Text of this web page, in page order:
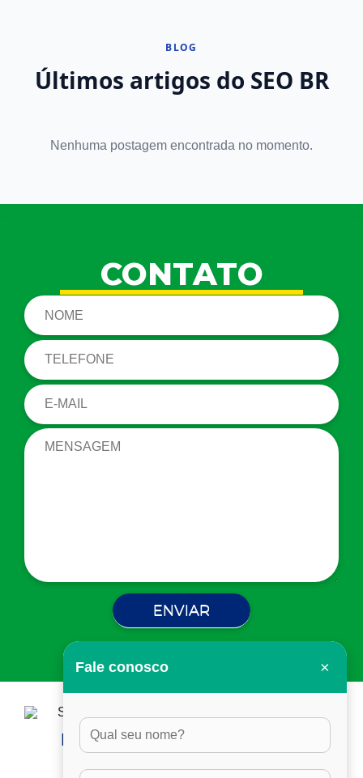
BLOG
Últimos artigos do SEO BR
Nenhuma postagem encontrada no momento.
CONTATO
HORÁRIO DE ATENDIMENTO:
DAS 8H ÀS 17H30, EM DIAS ÚTEIS
Fale conosco ×